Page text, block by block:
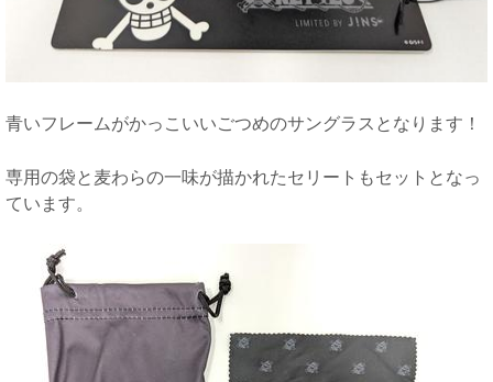
青いフレームがかっこいいごつめのサングラスとなります！
専用の袋と麦わらの一味が描かれたセリートもセットとなっ
ています。